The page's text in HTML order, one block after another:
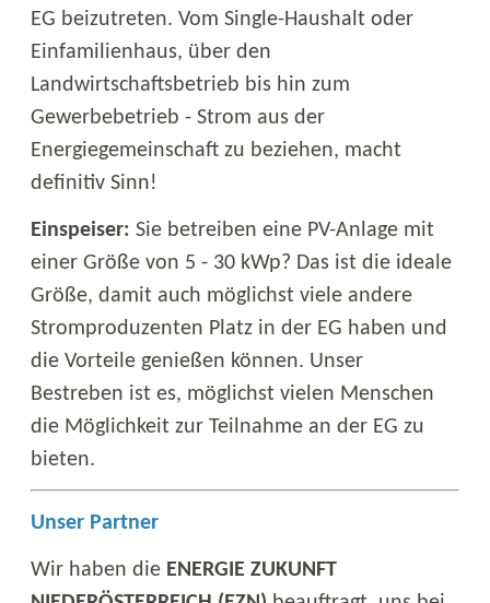
EG beizutreten. Vom Single-Haushalt oder
Einfamilienhaus, über den
Landwirtschaftsbetrieb bis hin zum
Gewerbebetrieb - Strom aus der
Energiegemeinschaft zu beziehen, macht
definitiv Sinn!
Einspeiser: Sie betreiben eine PV-Anlage mit
einer Größe von 5 - 30 kWp? Das ist die ideale
Größe, damit auch möglichst viele andere
Stromproduzenten Platz in der EG haben und
die Vorteile genießen können. Unser
Bestreben ist es, möglichst vielen Menschen
die Möglichkeit zur Teilnahme an der EG zu
bieten.
Unser Partner
Wir haben die ENERGIE ZUKUNFT